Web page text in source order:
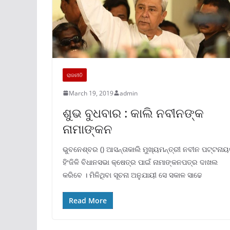
ରାଜନୀତି
March 19, 2019 admin
ଶୁଭ ବୁଧବାର : କାଲି ନବୀନଙ୍କ
ନାମାଙ୍କନ
ଭୁବନେଶ୍ବର () ଆସନ୍ତାକାଲି ମୁଖ୍ୟମନ୍ତ୍ରୀ ନବୀନ
ହିଂଜିଳି ବିଧାନସଭା କ୍ଷେତ୍ର ପାଇଁ ନାମାଙ୍କନପତ୍ର ଦାଖଲ
କରିବେ । ମିଳିଥିବା ସୂଚନା ଅନୁଯାୟୀ ସେ ସକାଳ ସାଢେ
Read More